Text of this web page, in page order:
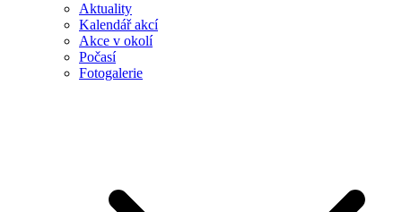
Aktuality
Kalendář akcí
Akce v okolí
Počasí
Fotogalerie